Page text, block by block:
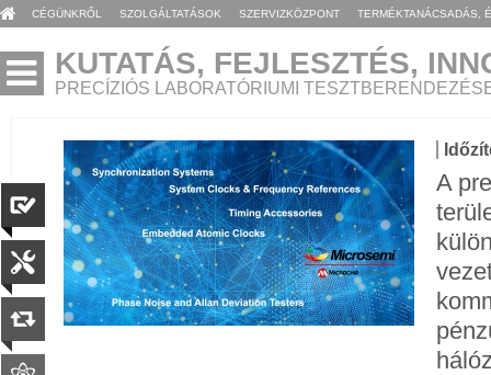
CÉGÜNKRŐL SZOLGÁLTATÁSOK SZERVIZKÖZPONT TERMÉKTANÁCSADÁS,
KUTATÁS, FEJLESZTÉS,
PRECÍZIÓS LABORATÓRIUMI
A